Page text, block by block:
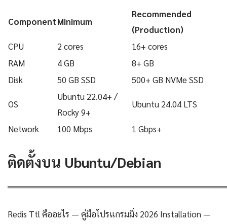
ComponentMinimum
Recommended
(Production)
CPU
2 cores
16+ cores
RAM
4 GB
8+ GB
Disk
50 GB SSD 500+ GB NVMe SSD
OS
Ubuntu 22.04+ /
Rocky 9+
Ubuntu 24.04 LTS
Network 100 Mbps 1 Gbps+
ติดตั้งบน Ubuntu/Debian
Redis Ttl คืออะไร — คู่มือโปรแกรมมิ่ง 2026 Installation —